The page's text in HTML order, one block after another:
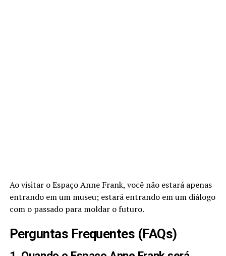
Ao visitar o Espaço Anne Frank, você não estará apenas
entrando em um museu; estará entrando em um diálogo
com o passado para moldar o futuro.
Perguntas Frequentes (FAQs)